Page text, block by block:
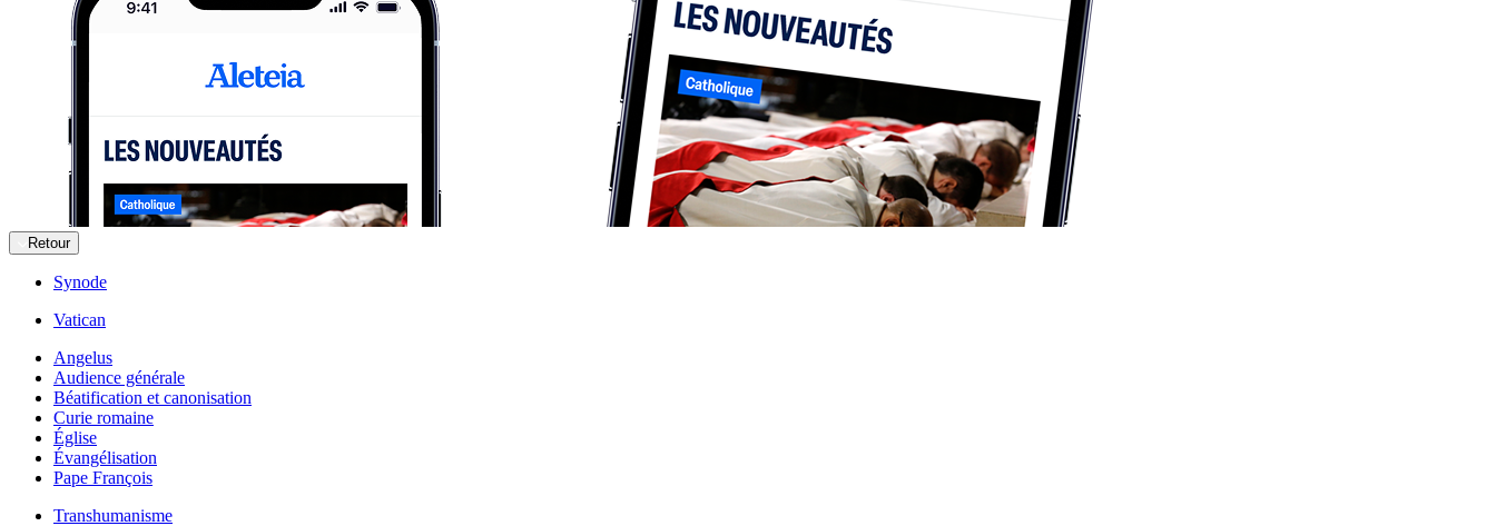
Retour
Synode
Vatican
Angelus
Audience générale
Béatification et canonisation
Curie romaine
Église
Évangélisation
Pape François
Transhumanisme